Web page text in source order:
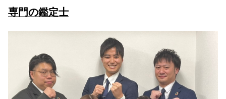
専門の鑑定士